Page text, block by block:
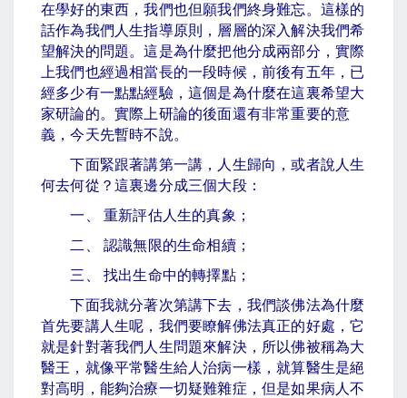
在學好的東西，我們也但願我們終身難忘。這樣的
話作為我們人生指導原則，層層的深入解決我們希
望解決的問題。這是為什麼把他分成兩部分，實際
上我們也經過相當長的一段時候，前後有五年，已
經多少有一點點經驗，這個是為什麼在這裏希望大
家研論的。實際上研論的後面還有非常重要的意
義，今天先暫時不說。
下面緊跟著講第一講，人生歸向，或者說人生
何去何從？這裏邊分成三個大段：
一、 重新評估人生的真象；
二、 認識無限的生命相續；
三、 找出生命中的轉擇點；
下面我就分著次第講下去，我們談佛法為什麼
首先要講人生呢，我們要瞭解佛法真正的好處，它
就是針對著我們人生問題來解決，所以佛被稱為大
醫王，就像平常醫生給人治病一樣，就算醫生是絕
對高明，能夠治療一切疑難雜症，但是如果病人不